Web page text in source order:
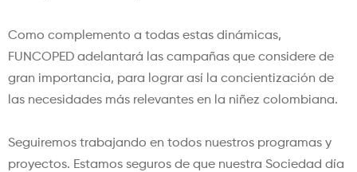
Como complemento a todas estas dinámicas,
FUNCOPED adelantará las campañas que considere de
gran importancia, para lograr así la concientización de
las necesidades más relevantes en la niñez colombiana.
Seguiremos trabajando en todos nuestros programas y
proyectos. Estamos seguros de que nuestra Sociedad día